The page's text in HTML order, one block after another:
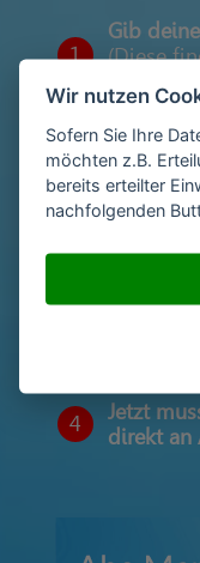
1
Gib
(Diese
2
Gib
ein
3
4
Jetzt
direkt an
Wir nutzen
Sofern Sie Ihre
möchten z.B.
bereits erteilter
nachfolgenden